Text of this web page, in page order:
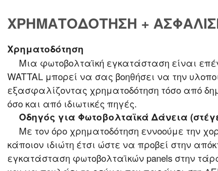
ΧΡΗΜΑΤΟΔΌΤΗΣΗ +
Χρηματοδότηση
Μια φωτοβολταϊκή εγκατάσταση είναι
WATTAL μπορεί να σας βοηθήσει να την
εξασφαλίζοντας χρηματοδότηση τόσο από
όσο και από ιδιωτικές πηγές.
Οδηγός για Φωτοβολταϊκά Δάνεια
Με τον όρο χρηματοδότηση εννοούμε την
κάποιον ιδιώτη έτσι ώστε να προβεί στην
εγκατάσταση φωτοβολταϊκών panels στην